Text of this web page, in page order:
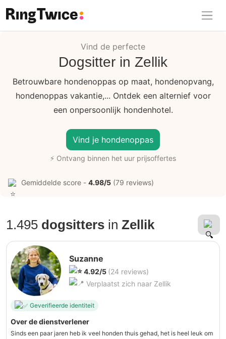
Ring Twice
Vind de perfecte
Dogsitter in Zellik
Betrouwbare hondenoppas op maat, hondenopvang,
hondenoppas vakantie,... Ontdek een alternief voor
een onpersoonlijk hondenhotel.
Vind je hondenoppas
⚡ Ontvang binnen het uur prijsoffertes
Gemiddelde score - 4.98/5 (79 reviews)
1.495 dogsitters in Zellik
Suzanne
4.92/5 (24 reviews)
Verplaatst zich naar Zellik
Geverifieerde identiteit
Over de dienstverlener
Sinds een paar jaren heb ik veel honden thuis gehad, het is heel leuk om